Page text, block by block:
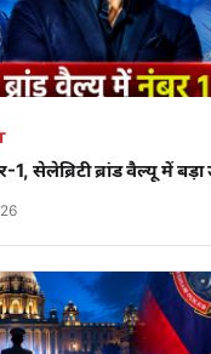
सेलेब्रिटी ब्रांड वैल्यू में